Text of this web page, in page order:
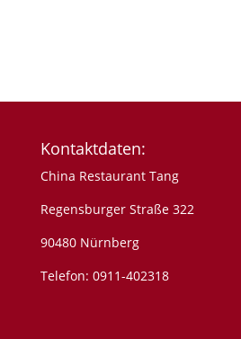
Kontaktdaten:
China Restaurant Tang
Regensburger Straße 322
90480 Nürnberg
Telefon: 0911-402318